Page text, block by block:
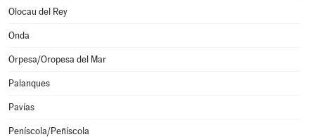
Olocau del Rey
Onda
Orpesa/Oropesa del Mar
Palanques
Pavías
Peníscola/Peñíscola